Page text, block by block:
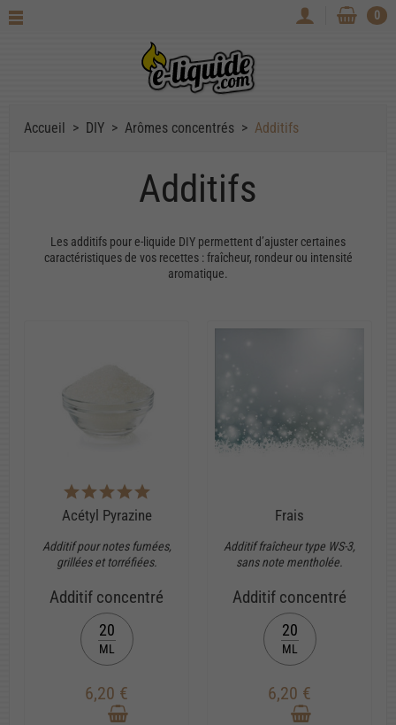
0
Accueil DIY Arômes concentrés Additifs
Additifs
Les additifs pour e-liquide DIY permettent d’ajuster certaines
caractéristiques de vos recettes : fraîcheur, rondeur ou intensité
aromatique.
Acétyl Pyrazine
Additif pour notes fumées,
grillées et torréfiées.
Additif concentré
20
ML
6,20 €
Frais
Additif fraîcheur type WS-3,
sans note mentholée.
Additif concentré
20
ML
6,20 €